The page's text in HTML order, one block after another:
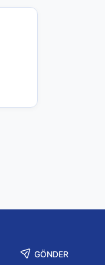
GÖNDER